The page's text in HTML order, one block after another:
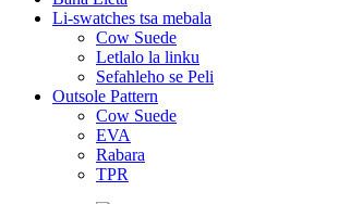
Li-swatches tsa mebala
Cow Suede
Letlalo la linku
Sefahleho se Peli
Outsole Pattern
Cow Suede
EVA
Rabara
TPR